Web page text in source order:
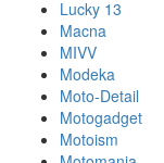
Lucky 13
Macna
MIVV
Modeka
Moto-Detail
Motogadget
Motoism